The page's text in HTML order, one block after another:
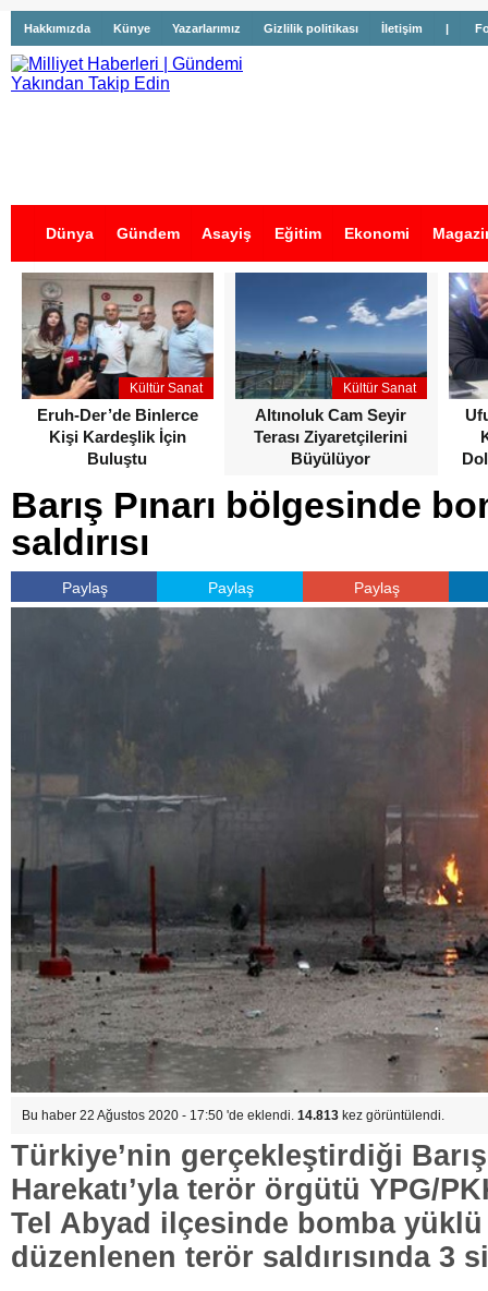
Hakkımızda Künye Yazarlarımız Gizlilik politikası İletişim |
Dünya Gündem Asayiş Eğitim Ekonomi
İş İlanları
Kültür Sanat
Eruh-Der’de Binlerce
Kişi Kardeşlik İçin
Buluştu
Kültür Sanat
Altınoluk Cam Seyir
Terası Ziyaretçilerini
Büyülüyor
Barış Pınarı bölgesinde
saldırısı
Paylaş Paylaş Paylaş
Bu haber 22 Ağustos 2020 - 17:50 'de eklendi. 14.813 kez görüntülendi.
Türkiye’nin gerçekleştirdiği Barış
Harekatı’yla terör örgütü YPG/
Tel Abyad ilçesinde bomba
düzenlenen terör saldırısında 3